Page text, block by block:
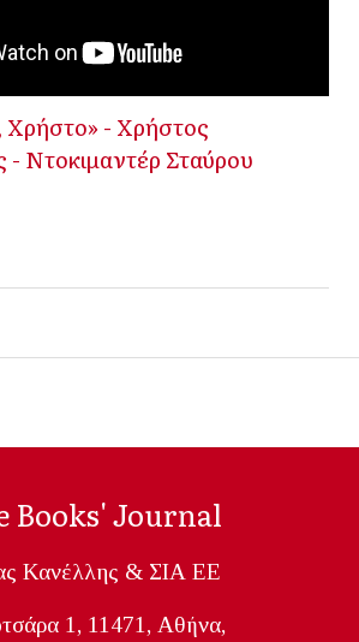
- Χρήστος
Ντοκιμαντέρ Σταύρου
Books' Journal
Κανέλλης & ΣΙΑ ΕΕ
1, 11471, Aθήνα,